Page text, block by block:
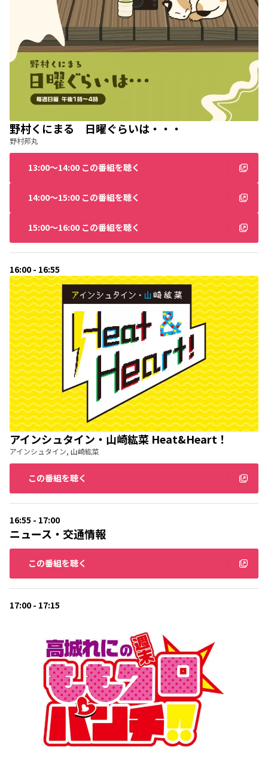
野村くにまる 日曜ぐらいは・・・
野村邦丸
13:00〜14:00 この番組を聴く
14:00〜15:00 この番組を聴く
15:00〜16:00 この番組を聴く
16:00 - 16:55
アインシュタイン・山崎紘菜 Heat&Heart！
アインシュタイン, 山崎紘菜
この番組を聴く
16:55 - 17:00
ニュース・交通情報
この番組を聴く
17:00 - 17:15